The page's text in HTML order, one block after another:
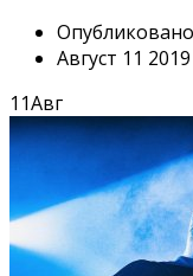
Август 11 2019
11Авг